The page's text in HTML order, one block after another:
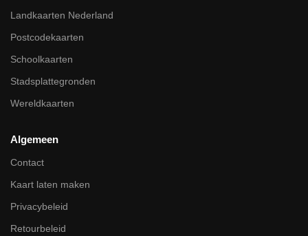
Landkaarten Nederland
Postcodekaarten
Schoolkaarten
Stadsplattegronden
Wereldkaarten
Algemeen
Contact
Kaart laten maken
Privacybeleid
Retourbeleid